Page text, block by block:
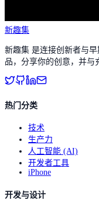
新趣集
新趣集 是连接创新者与
品，分享你的创意，并与
热门分类
技术
生产力
人工智能 (AI)
开发者工具
iPhone
开发与设计